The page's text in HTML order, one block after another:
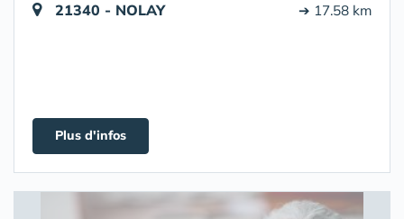
21340 - NOLAY ➔ 17.58 km
Plus d'infos